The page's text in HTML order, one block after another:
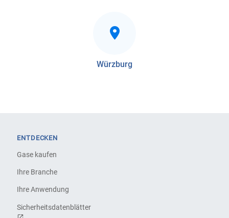
Würzburg
ENTDECKEN
Gase kaufen
Ihre Branche
Ihre Anwendung
Sicherheitsdatenblätter